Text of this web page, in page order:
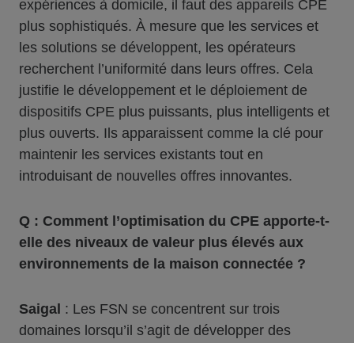
expériences à domicile, il faut des appareils CPE
plus sophistiqués. À mesure que les services et
les solutions se développent, les opérateurs
recherchent l’uniformité dans leurs offres. Cela
justifie le développement et le déploiement de
dispositifs CPE plus puissants, plus intelligents et
plus ouverts. Ils apparaissent comme la clé pour
maintenir les services existants tout en
introduisant de nouvelles offres innovantes.
Q : Comment l’optimisation du CPE apporte-t-
elle des niveaux de valeur plus élevés aux
environnements de la maison connectée ?
Saigal : Les FSN se concentrent sur trois
domaines lorsqu’il s’agit de développer des